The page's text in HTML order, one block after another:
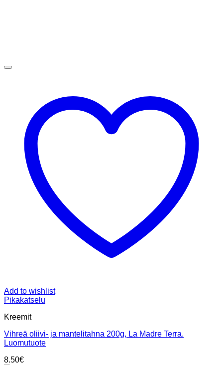
Add to wishlist
Pikakatselu
Kreemit
Vihreä oliivi- ja mantelitahna 200g, La Madre Terra.
Luomutuote
8.50€